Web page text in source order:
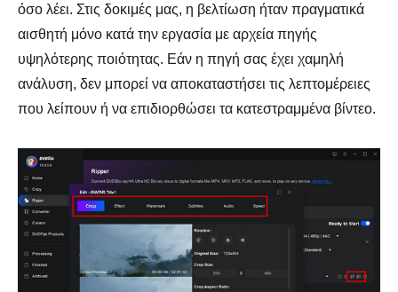
όσο λέει. Στις δοκιμές μας, η βελτίωση ήταν πραγματικά
αισθητή μόνο κατά την εργασία με αρχεία πηγής
υψηλότερης ποιότητας. Εάν η πηγή σας έχει χαμηλή
ανάλυση, δεν μπορεί να αποκαταστήσει τις λεπτομέρειες
που λείπουν ή να επιδιορθώσει τα κατεστραμμένα βίντεο.